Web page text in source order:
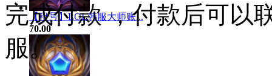
【租号】LOL韩服大师账...
70.00
完成付款 ，付款后可以
服。